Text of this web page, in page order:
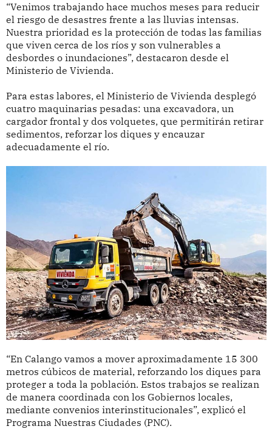
“Venimos trabajando hace muchos meses para reducir
el riesgo de desastres frente a las lluvias intensas.
Nuestra prioridad es la protección de todas las familias
que viven cerca de los ríos y son vulnerables a
desbordes o inundaciones”, destacaron desde el
Ministerio de Vivienda.
Para estas labores, el Ministerio de Vivienda desplegó
cuatro maquinarias pesadas: una excavadora, un
cargador frontal y dos volquetes, que permitirán retirar
sedimentos, reforzar los diques y encauzar
adecuadamente el río.
“En Calango vamos a mover aproximadamente 15 300
metros cúbicos de material, reforzando los diques para
proteger a toda la población. Estos trabajos se realizan
de manera coordinada con los Gobiernos locales,
mediante convenios interinstitucionales”, explicó el
Programa Nuestras Ciudades (PNC).